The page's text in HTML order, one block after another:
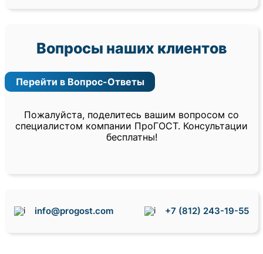
Вопросы наших клиентов
Перейти в Вопрос-Ответы
Пожалуйста, поделитесь вашим вопросом со
специалистом компании ПроГОСТ. Консультации
бесплатны!
info@progost.com +7 (812) 243-19-55